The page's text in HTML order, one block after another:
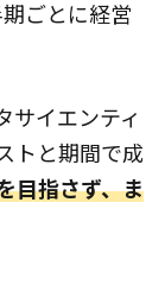
ごとに経営
サイエンティ
トと期間で成
目指さず、ま